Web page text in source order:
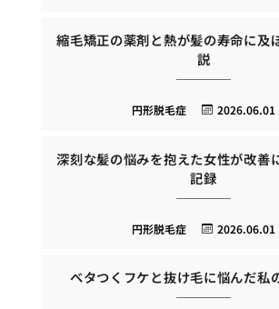
縮毛矯正の薬剤と熱が髪の寿命に及
説
2026.06.01
円形脱毛症
深刻な髪の悩みを抱えた女性が改善
記録
2026.06.01
円形脱毛症
ベタつくフケと抜け毛に悩んだ私